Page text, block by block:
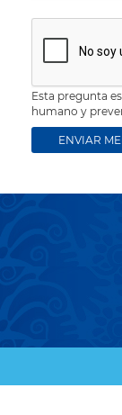
Esta pregunta
humano y